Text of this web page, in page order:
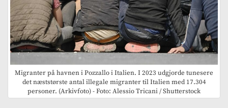
Migranter på havnen i Pozzallo i Italien. I 2023 udgjorde tunesere
det næststørste antal illegale migranter til Italien med 17.304
personer. (Arkivfoto) - Foto: Alessio Tricani / Shutterstock